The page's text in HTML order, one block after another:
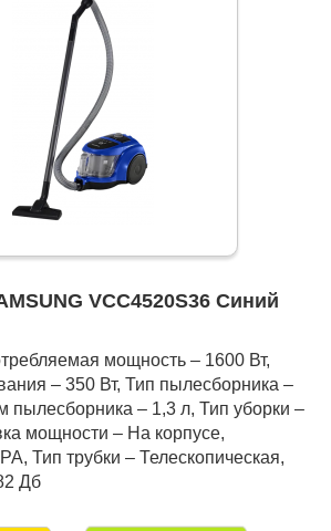
VCC4520S36 Синий
мощность – 1600 Вт,
– 350 Вт, Тип пылесборника –
пылесборника – 1,3 л, Тип уборки –
мощности – На корпусе,
Тип трубки – Телескопическая,
Дб